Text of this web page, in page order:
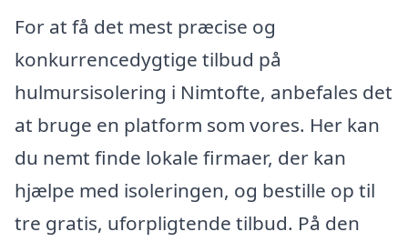
For at få det mest præcise og
konkurrencedygtige tilbud på
hulmursisolering i Nimtofte, anbefales det
at bruge en platform som vores. Her kan
du nemt finde lokale firmaer, der kan
hjælpe med isoleringen, og bestille op til
tre gratis, uforpligtende tilbud. På den